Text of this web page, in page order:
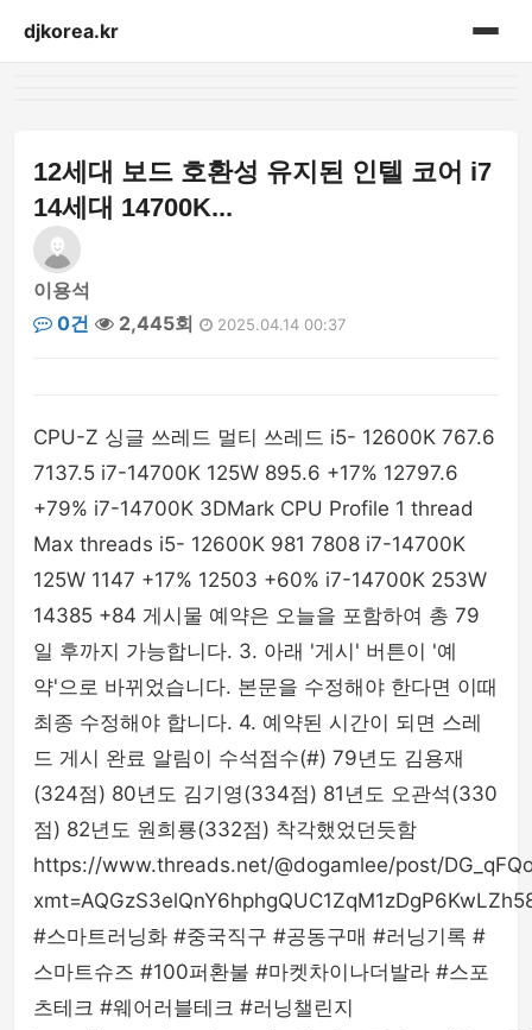
djkorea.kr
12세대 보드 호환성 유지된 인텔 코어 i7
14세대 14700K...
이용석
0건
2,445회 2025.04.14 00:37
CPU-Z 싱글 쓰레드 멀티 쓰레드 i5- 12600K 767.6
7137.5 i7-14700K 125W 895.6 +17% 12797.6
+79% i7-14700K 3DMark CPU Profile 1 thread
Max threads i5- 12600K 981 7808 i7-14700K
125W 1147 +17% 12503 +60% i7-14700K 253W
14385 +84 게시물 예약은 오늘을 포함하여 총 79
일 후까지 가능합니다. 3. 아래 '게시' 버튼이 '예
약'으로 바뀌었습니다. 본문을 수정해야 한다면 이때
최종 수정해야 합니다. 4. 예약된 시간이 되면 스레
드 게시 완료 알림이 수석점수(#) 79년도 김용재
(324점) 80년도 김기영(334점) 81년도 오관석(330
점) 82년도 원희룡(332점) 착각했었던듯함
https://www.threads.net/@dogamlee/post/
#스마트러닝화 #중국직구 #공동구매 #러닝기록 #
스마트슈즈 #100퍼환불 #마켓차이나더발라 #스포
츠테크 #웨어러블테크 #러닝챌린지